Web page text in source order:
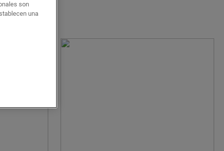
son
una